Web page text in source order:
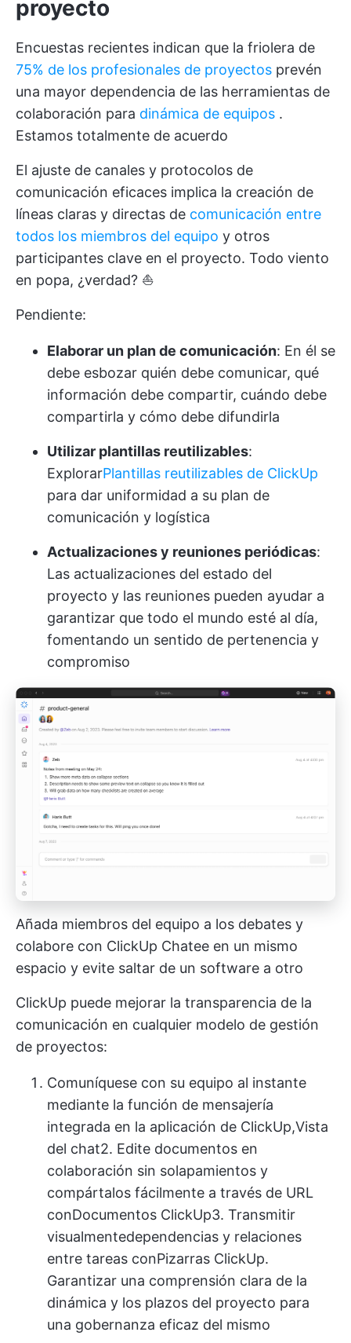
proyecto
Encuestas recientes indican que la friolera de
75% de los profesionales de proyectos prevén
una mayor dependencia de las herramientas de
colaboración para dinámica de equipos .
Estamos totalmente de acuerdo
El ajuste de canales y protocolos de
comunicación eficaces implica la creación de
líneas claras y directas de comunicación entre
todos los miembros del equipo y otros
participantes clave en el proyecto. Todo viento
en popa, ¿verdad? ⛵
Pendiente:
Elaborar un plan de comunicación: En él se
debe esbozar quién debe comunicar, qué
información debe compartir, cuándo debe
compartirla y cómo debe difundirla
Utilizar plantillas reutilizables:
ExplorarPlantillas reutilizables de ClickUp
para dar uniformidad a su plan de
comunicación y logística
Actualizaciones y reuniones periódicas:
Las actualizaciones del estado del
proyecto y las reuniones pueden ayudar a
garantizar que todo el mundo esté al día,
fomentando un sentido de pertenencia y
compromiso
Añada miembros del equipo a los debates y
colabore con ClickUp Chatee en un mismo
espacio y evite saltar de un software a otro
ClickUp puede mejorar la transparencia de la
comunicación en cualquier modelo de gestión
de proyectos:
Comuníquese con su equipo al instante
mediante la función de mensajería
integrada en la aplicación de ClickUp,Vista
del chat2. Edite documentos en
colaboración sin solapamientos y
compártalos fácilmente a través de URL
conDocumentos ClickUp3. Transmitir
visualmentedependencias y relaciones
entre tareas conPizarras ClickUp.
Garantizar una comprensión clara de la
dinámica y los plazos del proyecto para
una gobernanza eficaz del mismo